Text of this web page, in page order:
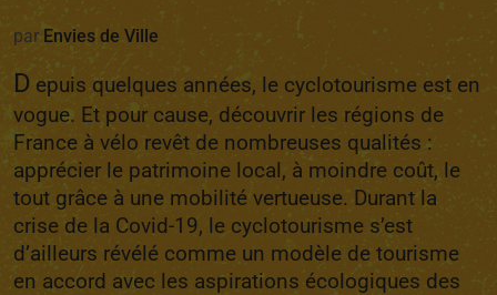
par Envies de Ville
D epuis quelques années, le cyclotourisme est en
vogue. Et pour cause, découvrir les régions de
France à vélo revêt de nombreuses qualités :
apprécier le patrimoine local, à moindre coût, le
tout grâce à une mobilité vertueuse. Durant la
crise de la Covid-19, le cyclotourisme s’est
d’ailleurs révélé comme un modèle de tourisme
en accord avec les aspirations écologiques des